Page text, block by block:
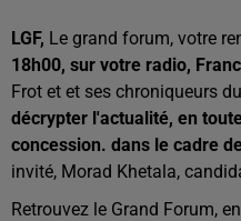
LGF, Le grand forum, votre
18h00, sur votre radio,
Frot et et ses chroniqueurs
décrypter l'actualité, en
concession. dans le cadre
invité, Morad Khetala,
Retrouvez le Grand Forum,